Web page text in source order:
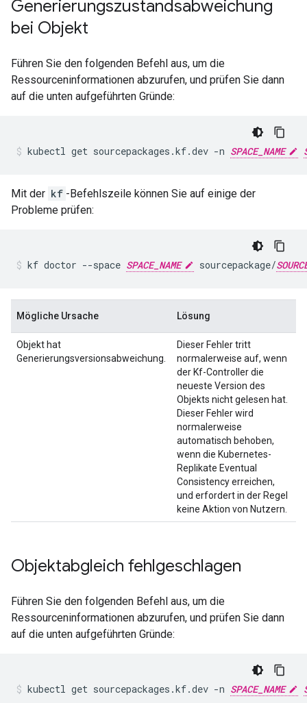
Generierungszustandsabweichung
bei Objekt
Führen Sie den folgenden Befehl aus, um die
Ressourceninformationen abzurufen, und prüfen Sie dann
auf die unten aufgeführten Gründe:
kubectl get sourcepackages.kf.dev -n SPACE_NAME
Mit der kf -Befehlszeile können Sie auf einige der
Probleme prüfen:
kf doctor --space SPACE_NAME sourcepackage/
Mögliche Ursache Lösung
Objekt hat
Generierungsversionsabweichung.
Dieser Fehler tritt
normalerweise auf, wenn
der Kf-Controller die
neueste Version des
Objekts nicht gelesen hat.
Dieser Fehler wird
normalerweise
automatisch behoben,
wenn die Kubernetes-
Replikate Eventual
Consistency erreichen,
und erfordert in der Regel
keine Aktion von Nutzern.
Objektabgleich fehlgeschlagen
Führen Sie den folgenden Befehl aus, um die
Ressourceninformationen abzurufen, und prüfen Sie dann
auf die unten aufgeführten Gründe:
kubectl get sourcepackages.kf.dev -n SPACE_NAME